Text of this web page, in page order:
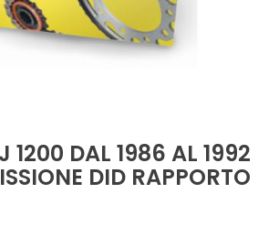
1200 DAL 1986 AL 1992
DID RAPPORTO